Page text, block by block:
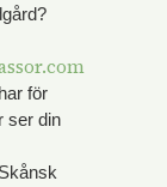
för
ser din